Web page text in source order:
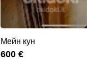
Мейн кун
600 €